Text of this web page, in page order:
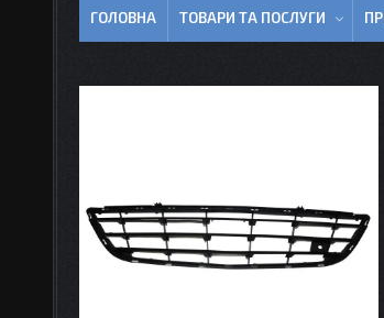
ГОЛОВНА ТОВАРИ ТА ПОСЛУГИ